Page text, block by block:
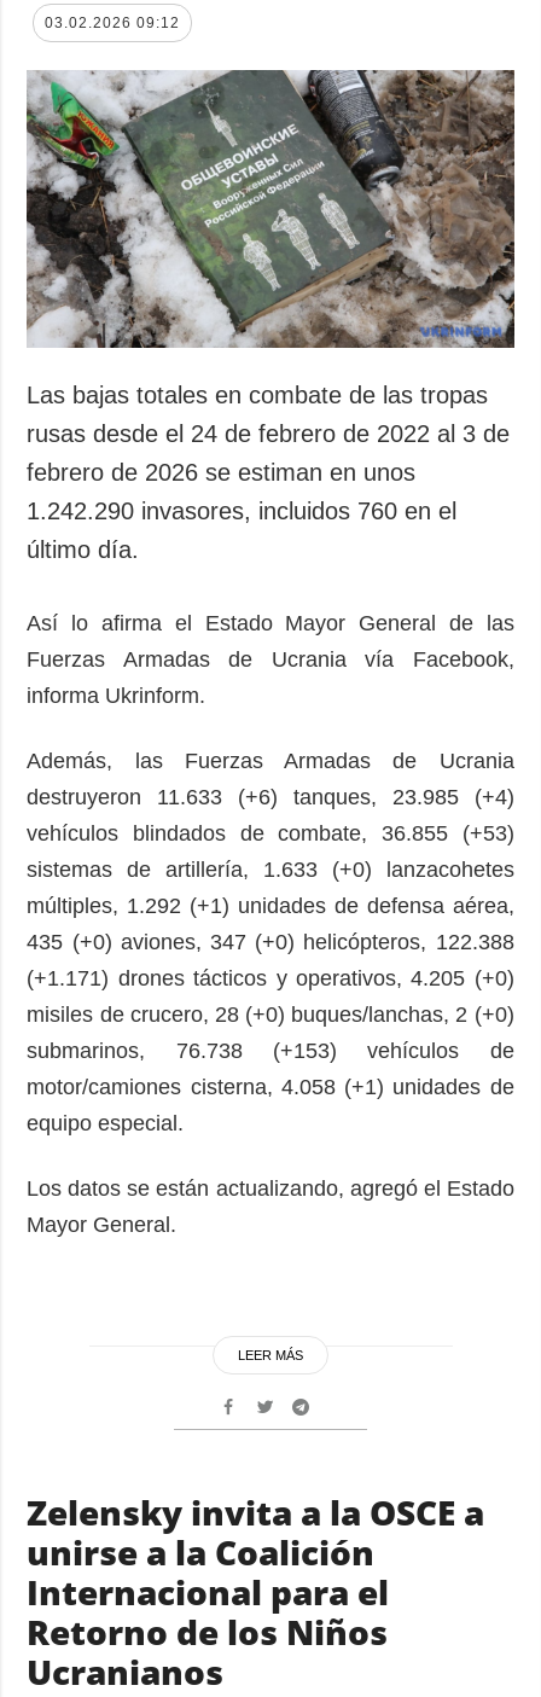
03.02.2026 09:12
Las bajas totales en combate de las tropas
rusas desde el 24 de febrero de 2022 al 3 de
febrero de 2026 se estiman en unos
1.242.290 invasores, incluidos 760 en el
último día.
Así lo afirma el Estado Mayor General de las
Fuerzas Armadas de Ucrania vía Facebook,
informa Ukrinform.
Además, las Fuerzas Armadas de Ucrania
destruyeron 11.633 (+6) tanques, 23.985 (+4)
vehículos blindados de combate, 36.855 (+53)
sistemas de artillería, 1.633 (+0) lanzacohetes
múltiples, 1.292 (+1) unidades de defensa aérea,
435 (+0) aviones, 347 (+0) helicópteros, 122.388
(+1.171) drones tácticos y operativos, 4.205 (+0)
misiles de crucero, 28 (+0) buques/lanchas, 2 (+0)
submarinos, 76.738 (+153) vehículos de
motor/camiones cisterna, 4.058 (+1) unidades de
equipo especial.
Los datos se están actualizando, agregó el Estado
Mayor General.
LEER MÁS
Zelensky invita a la OSCE a
unirse a la Coalición
Internacional para el
Retorno de los Niños
Ucranianos